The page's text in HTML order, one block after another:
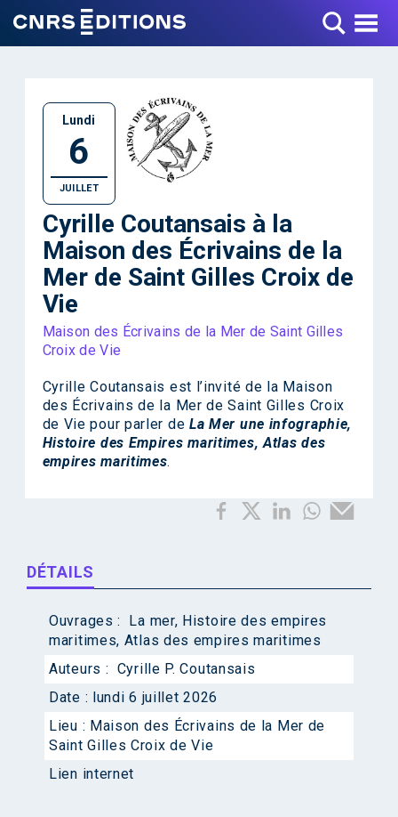
Toggle Menu
Lundi
6
JUILLET
Cyrille Coutansais à la
Maison des Écrivains de la
Mer de Saint Gilles Croix de
Vie
Maison des Écrivains de la Mer de Saint Gilles
Croix de Vie
Cyrille Coutansais est l’invité de la Maison
des Écrivains de la Mer de Saint Gilles Croix
de Vie pour parler de La Mer une infographie,
Histoire des Empires maritimes, Atlas des
empires maritimes.
DÉTAILS
Ouvrages : La mer, Histoire des empires
maritimes, Atlas des empires maritimes
Auteurs : Cyrille P. Coutansais
Date : lundi 6 juillet 2026
Lieu : Maison des Écrivains de la Mer de
Saint Gilles Croix de Vie
Lien internet